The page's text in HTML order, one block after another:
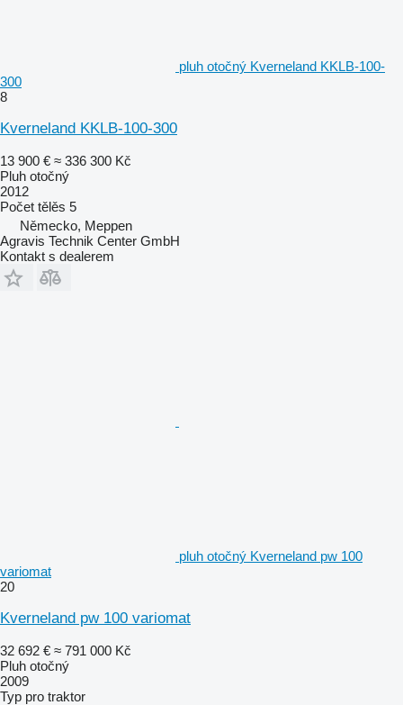
pluh otočný Kverneland KKLB-100-
300
8
Kverneland KKLB-100-300
13 900 € ≈ 336 300 Kč
Pluh otočný
2012
Počet tělěs 5
Německo, Meppen
Agravis Technik Center GmbH
Kontakt s dealerem
pluh otočný Kverneland pw 100
variomat
20
Kverneland pw 100 variomat
32 692 € ≈ 791 000 Kč
Pluh otočný
2009
Typ pro traktor